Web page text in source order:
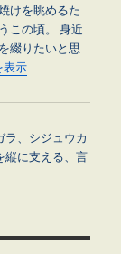
けを眺めるた
この頃。 身近
綴りたいと思
表示
ラ、シジュウカ
縦に支える、言